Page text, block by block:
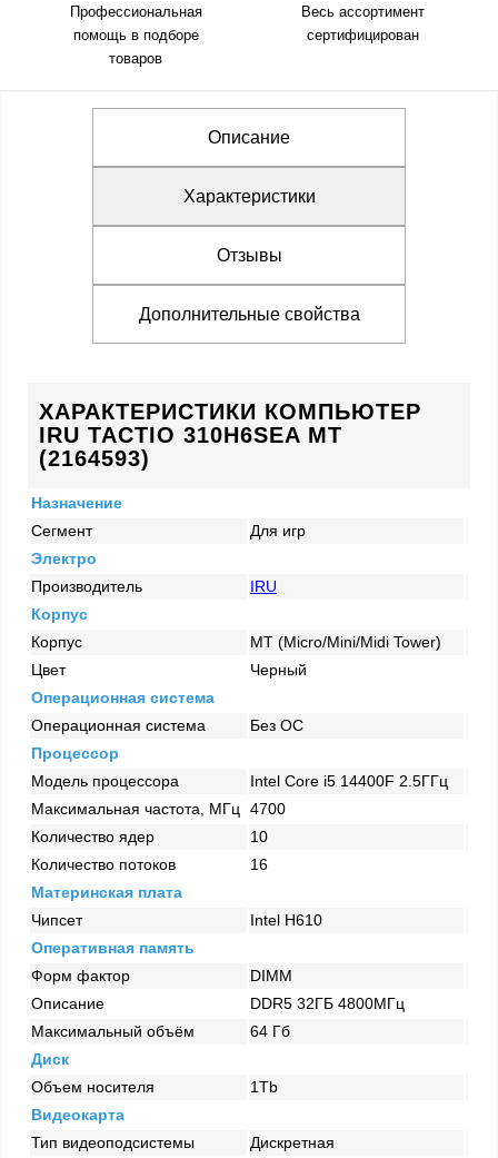
Профессиональная
помощь в подборе
товаров
Весь ассортимент
сертифицирован
Описание
Характеристики
Отзывы
Дополнительные свойства
ХАРАКТЕРИСТИКИ КОМПЬЮТЕР
IRU TACTIO 310H6SEA MT
(2164593)
Назначение
Сегмент
Для игр
Электро
Производитель
IRU
Корпус
Корпус
MT (Micro/Mini/Midi Tower)
Цвет
Черный
Операционная система
Операционная система
Без ОС
Процессор
Модель процессора
Intel Core i5 14400F 2.5ГГц
Максимальная частота, МГц
4700
Количество ядер
10
Количество потоков
16
Материнская плата
Чипсет
Intel H610
Оперативная память
Форм фактор
DIMM
Описание
DDR5 32ГБ 4800МГц
Максимальный объём
64 Гб
Диск
Объем носителя
1Tb
Видеокарта
Тип видеоподсистемы
Дискретная